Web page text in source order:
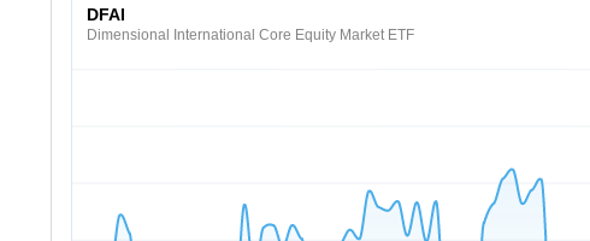
DFAI
Dimensional International Core Equity Market ETF